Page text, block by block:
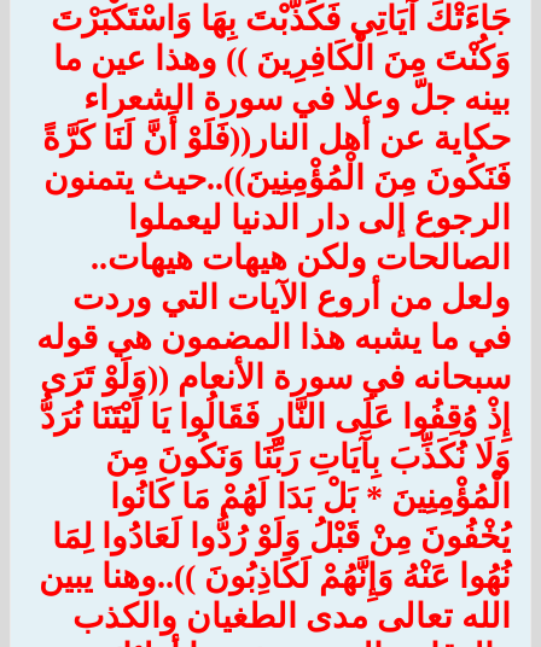
جَاءَتْكَ آَيَاتِي فَكَذَّبْتَ بِهَا وَاسْتَكْبَرْتَ
وَكُنْتَ مِنَ الْكَافِرِينَ )) وهذا عين ما
بينه جلّ وعلا في سورة الشعراء
حكاية عن أهل النار((فَلَوْ أَنَّ لَنَا كَرَّةً
فَنَكُونَ مِنَ الْمُؤْمِنِينَ))..حيث يتمنون
الرجوع إلى دار الدنيا ليعملوا
الصالحات ولكن هيهات هيهات..
ولعل من أروع الآيات التي وردت
في ما يشبه هذا المضمون هي قوله
سبحانه في سورة الأنعام ((وَلَوْ تَرَى
إِذْ وُقِفُوا عَلَى النَّارِ فَقَالُوا يَا لَيْتَنَا نُرَدُّ
وَلَا نُكَذِّبَ بِآَيَاتِ رَبِّنَا وَنَكُونَ مِنَ
الْمُؤْمِنِينَ * بَلْ بَدَا لَهُمْ مَا كَانُوا
يُخْفُونَ مِنْ قَبْلُ وَلَوْ رُدُّوا لَعَادُوا لِمَا
نُهُوا عَنْهُ وَإِنَّهُمْ لَكَاذِبُونَ ))..وهنا يبين
الله تعالى مدى الطغيان والكذب